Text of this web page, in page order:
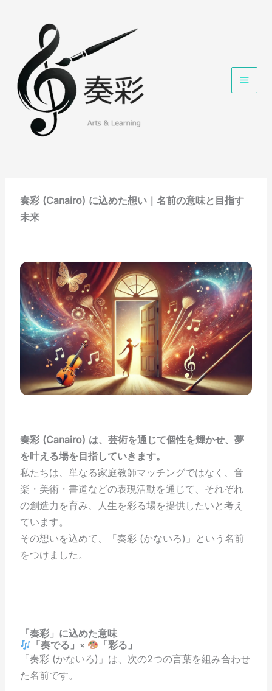
奏彩 (Canairo) に込めた想い｜名前の意味と目指す
未来
奏彩 (Canairo) は、芸術を通じて個性を輝かせ、夢
を叶える場を目指していきます。
私たちは、単なる家庭教師マッチングではなく、音
楽・美術・書道などの表現活動を通じて、それぞれ
の創造力を育み、人生を彩る場を提供したいと考え
ています。
その想いを込めて、「奏彩 (かないろ)」という名前
をつけました。
「奏彩」に込めた意味
「奏でる」×
「彩る」
「奏彩 (かないろ)」は、次の2つの言葉を組み合わせ
た名前です。